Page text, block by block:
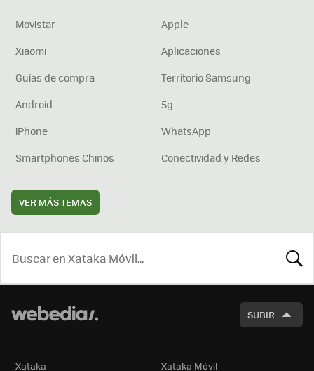
Movistar
Apple
Xiaomi
Aplicaciones
Guías de compra
Territorio Samsung
Android
5g
iPhone
WhatsApp
Smartphones Chinos
Conectividad y Redes
VER MÁS TEMAS
SUBIR
Xataka Xataka Móvil